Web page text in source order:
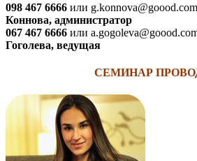
098 467 6666 или
Коннова, администратор
067 467 6666 или
Гоголева, ведущая
СЕМИНАР